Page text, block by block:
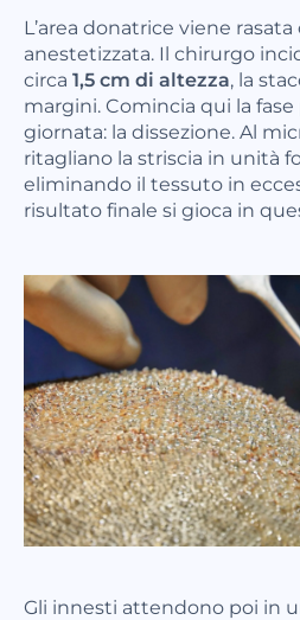
L’area donatrice viene
anestetizzata. Il chirurgo
circa 1,5 cm di altezza, la
margini. Comincia qui la
giornata: la dissezione. Al
ritagliano la striscia in unità
eliminando il tessuto in
risultato finale si gioca in
Gli innesti attendono poi in